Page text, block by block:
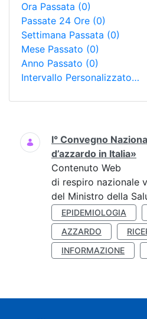
Ora Passata (0)
Passate 24 Ore (0)
Settimana Passata (0)
Mese Passato (0)
Anno Passato (0)
Intervallo Personalizzato…
Ricerca
I° Convegno
d’azzardo in Italia»
Contenuto Web
di respiro nazionale
del Ministro della
EPIDEMIOLOGIA
AZZARDO
INFORMAZIONE